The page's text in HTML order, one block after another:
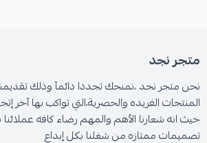
متجر نجد
نحن متجر نجد ،نمنحك تجددا دائمآ وذلك
المنتجات الفريده والحصرية،التي تواكب بها آخر
حيث انه شعارنا الأهم والمهم رضاء كافه
تصميمات ممتازه من شغلنا بكل إبداع